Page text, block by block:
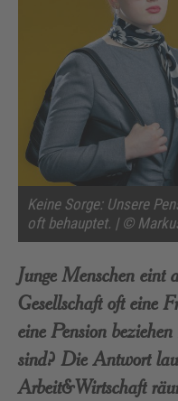
Keine Sorge: Unsere
oft behauptet. | ©
Junge Menschen eint
Gesellschaft oft eine
eine Pension
sind? Die Antwort
Arbeit&Wirtschaft